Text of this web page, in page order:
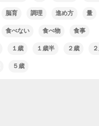
脳育 調理 進め方 量
食べない 食べ物 食事
１歳 １歳半 ２歳
５歳